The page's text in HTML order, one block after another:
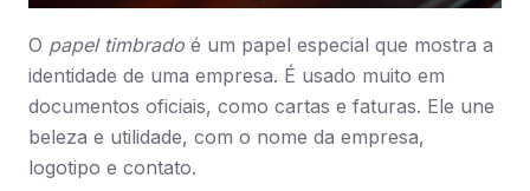
O papel timbrado é um papel especial que mostra a
identidade de uma empresa. É usado muito em
documentos oficiais, como cartas e faturas. Ele une
beleza e utilidade, com o nome da empresa,
logotipo e contato.